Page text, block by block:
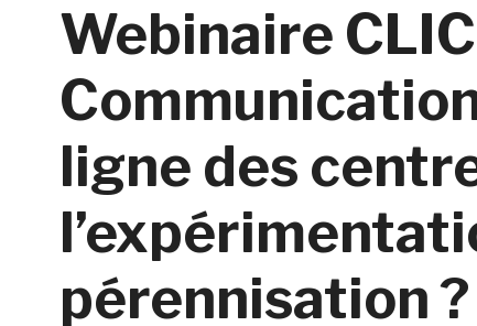
Webinaire
ligne des
pérennisation